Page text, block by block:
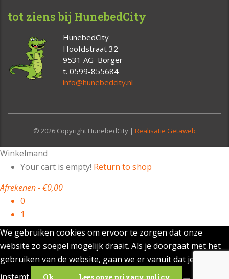
tot ziens bij HunebedCity
HunebedCity
Hoofdstraat 32
9531 AG Borger
t. 0599-855684
info@hunebedcity.nl
© 2026 Copyright HunebedCity | Realisatie Getaweb
Winkelmand
Your cart is empty! Return to shop
Afrekenen-€0,00
0
1
We gebruiken cookies om ervoor te zorgen dat onze
website zo soepel mogelijk draait. Als je doorgaat met het
gebruiken van de website, gaan we er vanuit dat je ermee